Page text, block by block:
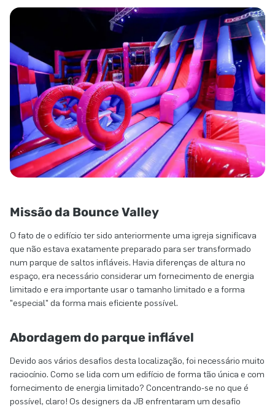
Missão da Bounce Valley
O fato de o edifício ter sido anteriormente uma igreja significava
que não estava exatamente preparado para ser transformado
num parque de saltos infláveis. Havia diferenças de altura no
espaço, era necessário considerar um fornecimento de energia
limitado e era importante usar o tamanho limitado e a forma
"especial" da forma mais eficiente possível.
Abordagem do parque inflável
Devido aos vários desafios desta localização, foi necessário muito
raciocínio. Como se lida com um edifício de forma tão única e com
fornecimento de energia limitado? Concentrando-se no que é
possível, claro! Os designers da JB enfrentaram um desafio